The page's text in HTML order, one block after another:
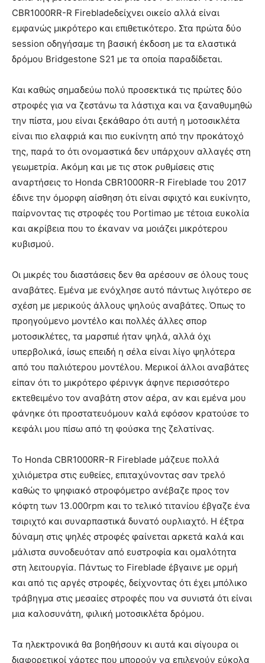
CBR1000RR-R Firebladeδείχνει οικείο αλλά είναι
εμφανώς μικρότερο και επιθετικότερο. Στα πρώτα δύο
session οδηγήσαμε τη βασική έκδοση με τα ελαστικά
δρόμου Bridgestone S21 με τα οποία παραδίδεται.
Και καθώς σημαδεύω πολύ προσεκτικά τις πρώτες δύο
στροφές για να ζεστάνω τα λάστιχα και να ξαναθυμηθώ
την πίστα, μου είναι ξεκάθαρο ότι αυτή η μοτοσικλέτα
είναι πιο ελαφριά και πιο ευκίνητη από την προκάτοχό
της, παρά το ότι ονομαστικά δεν υπάρχουν αλλαγές στη
γεωμετρία. Ακόμη και με τις στοκ ρυθμίσεις στις
αναρτήσεις το Honda CBR1000RR-R Fireblade του 2017
έδινε την όμορφη αίσθηση ότι είναι σφιχτό και ευκίνητο,
παίρνοντας τις στροφές του Portimao με τέτοια ευκολία
και ακρίβεια που το έκαναν να μοιάζει μικρότερου
κυβισμού.
Οι μικρές του διαστάσεις δεν θα αρέσουν σε όλους τους
αναβάτες. Εμένα με ενόχλησε αυτό πάντως λιγότερο σε
σχέση με μερικούς άλλους ψηλούς αναβάτες. Όπως το
προηγούμενο μοντέλο και πολλές άλλες σπορ
μοτοσικλέτες, τα μαρσπιέ ήταν ψηλά, αλλά όχι
υπερβολικά, ίσως επειδή η σέλα είναι λίγο ψηλότερα
από του παλιότερου μοντέλου. Μερικοί άλλοι αναβάτες
είπαν ότι το μικρότερο φέρινγκ άφηνε περισσότερο
εκτεθειμένο τον αναβάτη στον αέρα, αν και εμένα μου
φάνηκε ότι προστατευόμουν καλά εφόσον κρατούσε το
κεφάλι μου πίσω από τη φούσκα της ζελατίνας.
Το Honda CBR1000RR-R Fireblade μάζευε πολλά
χιλιόμετρα στις ευθείες, επιταχύνοντας σαν τρελό
καθώς το ψηφιακό στροφόμετρο ανέβαζε προς τον
κόφτη των 13.000rpm και το τελικό τιτανίου έβγαζε ένα
τσιριχτό και συναρπαστικά δυνατό ουρλιαχτό. Η έξτρα
δύναμη στις ψηλές στροφές φαίνεται αρκετά καλά και
μάλιστα συνοδευόταν από ευστροφία και ομαλότητα
στη λειτουργία. Πάντως το Fireblade έβγαινε με ορμή
και από τις αργές στροφές, δείχνοντας ότι έχει μπόλικο
τράβηγμα στις μεσαίες στροφές που να συνιστά ότι είναι
μια καλοσυνάτη, φιλική μοτοσικλέτα δρόμου.
Τα ηλεκτρονικά θα βοηθήσουν κι αυτά και σίγουρα οι
διαφορετικοί χάρτες που μπορούν να επιλεγούν εύκολα